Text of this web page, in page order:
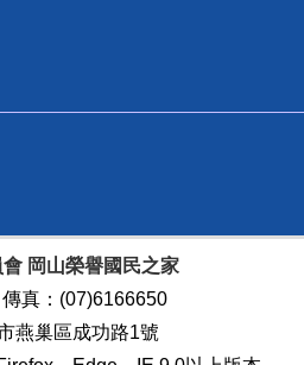
岡山榮譽國民之家
真：(07)6166650
燕巢區成功路1號